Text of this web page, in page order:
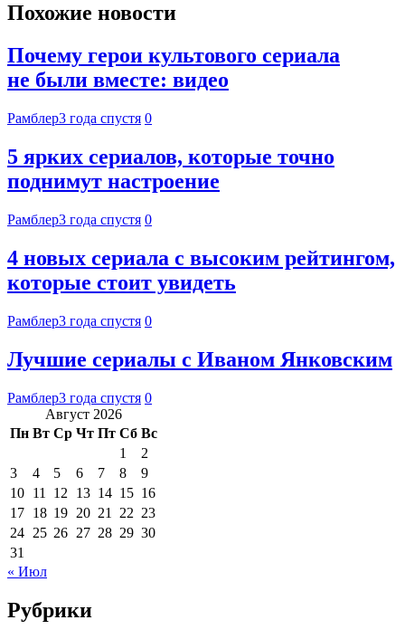
Похожие новости
Почему герои культового сериала
не были вместе: видео
Рамблер3 года спустя 0
5 ярких сериалов, которые точно
поднимут настроение
Рамблер3 года спустя 0
4 новых сериала с высоким рейтингом,
которые стоит увидеть
Рамблер3 года спустя 0
Лучшие сериалы с Иваном Янковским
Рамблер3 года спустя 0
Август 2026
Пн Вт Ср Чт Пт Сб Вс
1
2
3
4 5 6 7 8
9
10 11 12 13 14 15 16
17 18 19 20 21 22 23
24 25 26 27 28 29 30
31
« Июл
Рубрики